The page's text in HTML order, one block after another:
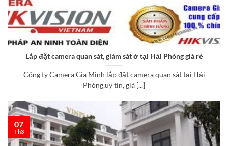
Lắp đặt camera quan sát, giám sát ở tại Hải Phòng giá rẻ
Công ty Camera Gia Minh lắp đặt camera quan sát tại Hải
Phòng,uy tín, giá [...]
07
Th3